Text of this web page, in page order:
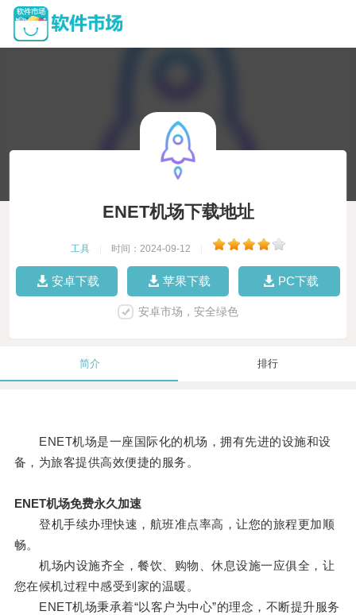
ENET机场下载地址
工具 时间：2024-09-12
安卓下载 苹果下载 PC下载
安卓市场，安全绿色
简介 排行
ENET机场是一座国际化的机场，拥有先进的设施和设
备，为旅客提供高效便捷的服务。
ENET机场免费永久加速
登机手续办理快速，航班准点率高，让您的旅程更加顺
畅。
机场内设施齐全，餐饮、购物、休息设施一应俱全，让
您在候机过程中感受到家的温暖。
ENET机场秉承着“以客户为中心”的理念，不断提升服务